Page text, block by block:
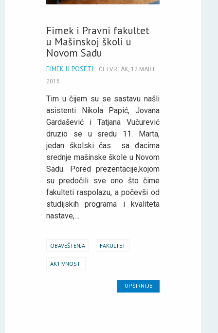
Fimek i Pravni fakultet
u Mašinskoj školi u
Novom Sadu
FIMEK U POSETI
ČETVRTAK, 12 MART
2015
Tim u čijem su se sastavu našli
asistenti Nikola Papić, Jovana
Gardašević i Tatjana Vučurević
druzio se u sredu 11. Marta,
jedan školski čas sa đacima
srednje mašinske škole u Novom
Sadu. Pored prezentacije,kojom
su predočili sve ono što čime
fakulteti raspolazu, a počevši od
studijskih programa i kvaliteta
nastave,…
OBAVEŠTENJA FAKULTET
AKTIVNOSTI
OPŠIRNIJE